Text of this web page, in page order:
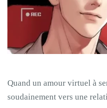
Quand un amour virtuel à
soudainement vers une